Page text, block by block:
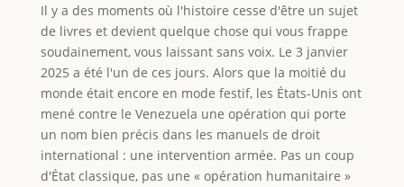
Il y a des moments où l'histoire cesse d'être un sujet
de livres et devient quelque chose qui vous frappe
soudainement, vous laissant sans voix. Le 3 janvier
2025 a été l'un de ces jours. Alors que la moitié du
monde était encore en mode festif, les États-Unis ont
mené contre le Venezuela une opération qui porte
un nom bien précis dans les manuels de droit
international : une intervention armée. Pas un coup
d'État classique, pas une « opération humanitaire »